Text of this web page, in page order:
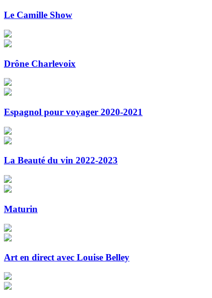
Le Camille Show
Drône Charlevoix
Espagnol pour voyager 2020-2021
La Beauté du vin 2022-2023
Maturin
Art en direct avec Louise Belley